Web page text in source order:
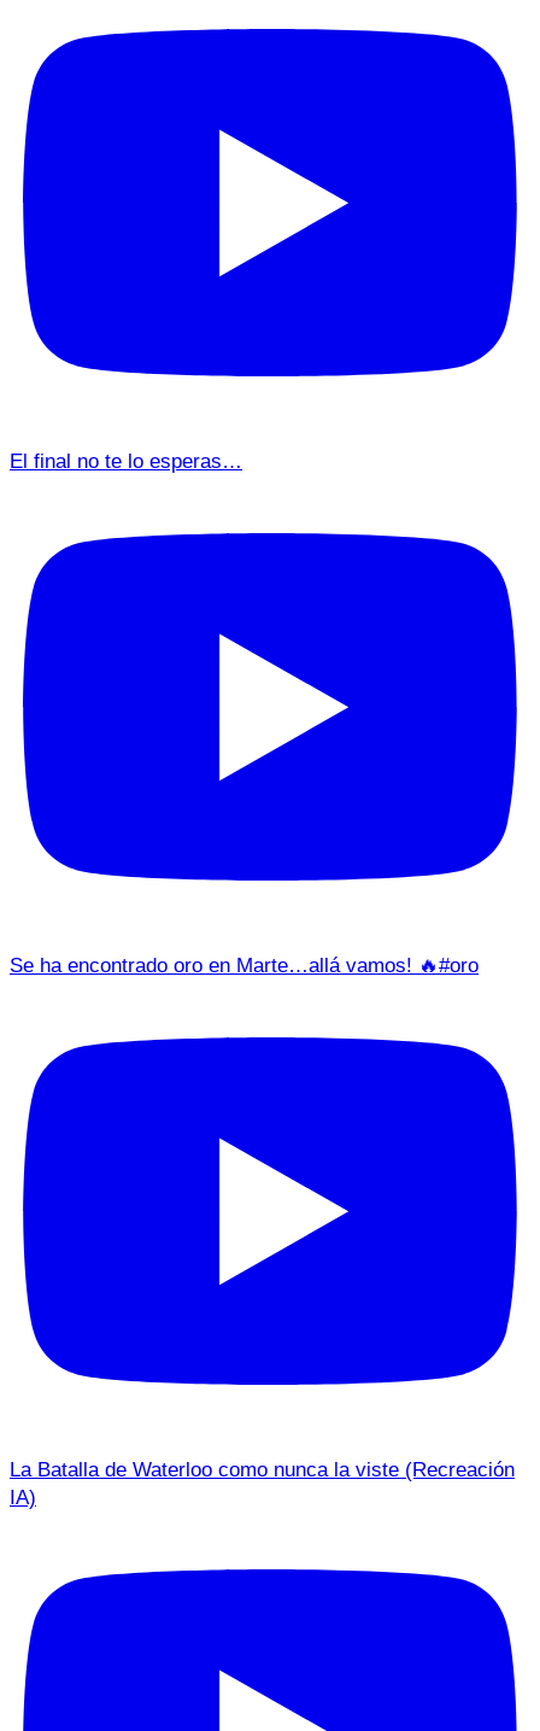
El final no te lo esperas…
Se ha encontrado oro en Marte…allá vamos! 🔥#oro
La Batalla de Waterloo como nunca la viste (Recreación
IA)